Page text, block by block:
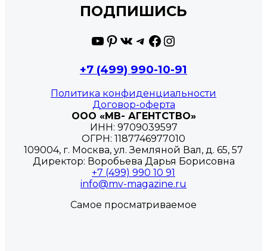
ПОДПИШИСЬ
YouTube
Pinterest
ВКонтакте
Telegram
Facebook
Instagram
+7 (499) 990-10-91
Политика конфиденциальности
Договор-оферта
ООО «МВ- АГЕНТСТВО»
ИНН: 9709039597
ОГРН: 1187746977010
109004, г. Москва, ул. Земляной Вал, д. 65, 57
Директор: Воробьева Дарья Борисовна
+7 (499) 990 10 91
info@mv-magazine.ru
Самое просматриваемое